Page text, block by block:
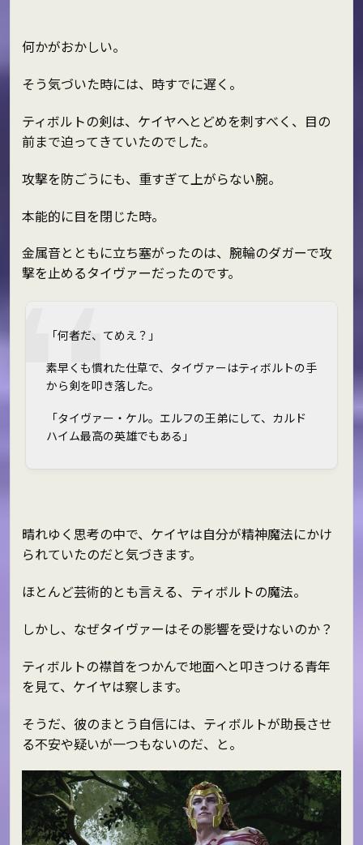
何かがおかしい。
そう気づいた時には、時すでに遅く。
ティボルトの剣は、ケイヤへとどめを刺すべく、目の
前まで迫ってきていたのでした。
攻撃を防ごうにも、重すぎて上がらない腕。
本能的に目を閉じた時。
金属音とともに立ち塞がったのは、腕輪のダガーで攻
撃を止めるタイヴァーだったのです。
「何者だ、てめえ？」
素早くも慣れた仕草で、タイヴァーはティボルトの手
から剣を叩き落した。
「タイヴァー・ケル。エルフの王弟にして、カルド
ハイム最高の英雄でもある」
晴れゆく思考の中で、ケイヤは自分が精神魔法にかけ
られていたのだと気づきます。
ほとんど芸術的とも言える、ティボルトの魔法。
しかし、なぜタイヴァーはその影響を受けないのか？
ティボルトの襟首をつかんで地面へと叩きつける青年
を見て、ケイヤは察します。
そうだ、彼のまとう自信には、ティボルトが助長させ
る不安や疑いが一つもないのだ、と。